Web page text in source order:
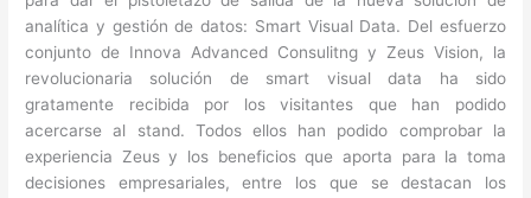
analítica y gestión de datos: Smart Visual Data. Del esfuerzo
conjunto de Innova Advanced Consulitng y Zeus Vision, la
revolucionaria solución de smart visual data ha sido
gratamente recibida por los visitantes que han podido
acercarse al stand. Todos ellos han podido comprobar la
experiencia Zeus y los beneficios que aporta para la toma
decisiones empresariales, entre los que se destacan los